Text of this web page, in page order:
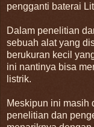
pengganti baterai
Dalam penelitian
sebuah alat yang
berukuran kecil
ini nantinya bisa
listrik.
Meskipun ini masih
penelitian dan